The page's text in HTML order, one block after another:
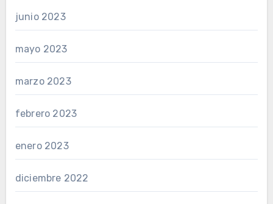
junio 2023
mayo 2023
marzo 2023
febrero 2023
enero 2023
diciembre 2022